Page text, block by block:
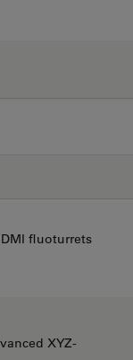
fluoturrets
XYZ-